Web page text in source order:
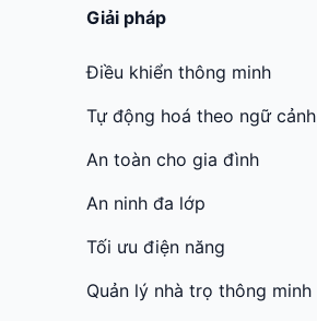
Giải pháp
Điều khiển thông minh
Tự động hoá theo ngữ cảnh
An toàn cho gia đình
An ninh đa lớp
Tối ưu điện năng
Quản lý nhà trọ thông minh